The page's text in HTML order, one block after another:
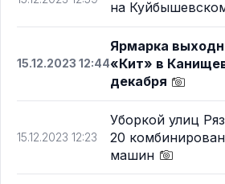
на
15.12.2023 12:44
Ярмарка
«Кит» в
декабря
15.12.2023 12:23
Уборкой улиц
20
машин